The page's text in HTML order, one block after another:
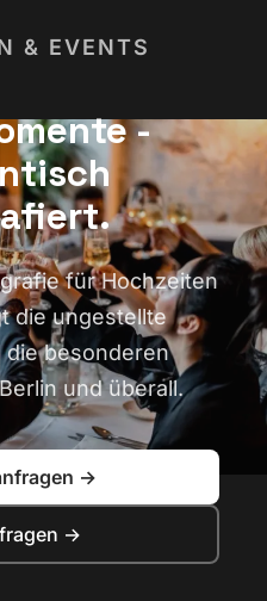
& EVENTS
-
für Hochzeiten
die ungestellte
die besonderen
und überall.
→
→